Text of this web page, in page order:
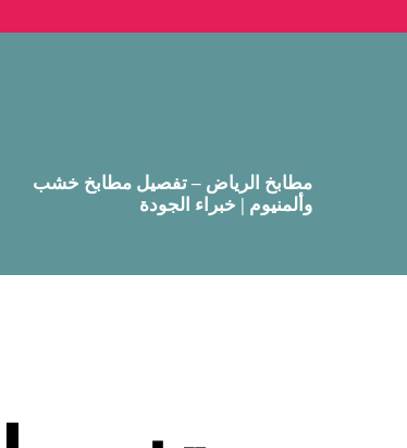
مطابخ الرياض – تفصيل مطابخ خشب
وألمنيوم | خبراء الجودة